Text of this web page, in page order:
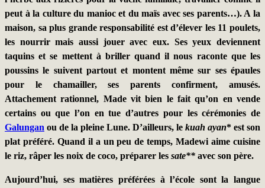
peut à la culture du manioc et du maïs avec ses parents…). A la
maison, sa plus grande responsabilité est d’élever les 11 poulets,
les nourrir mais aussi jouer avec eux. Ses yeux deviennent
taquins et se mettent à briller quand il nous raconte que les
poussins le suivent partout et montent même sur ses épaules
pour le chamailler, ses parents confirment, amusés.
Attachement rationnel, Made vit bien le fait qu’on en vende
certains ou que l’on en tue d’autres pour les cérémonies de
Galungan ou de la pleine Lune. D’ailleurs, le kuah ayan* est son
plat préféré. Quand il a un peu de temps, Madewi aime cuisine
le riz, râper les noix de coco, préparer les sate** avec son père.
Aujourd’hui, ses matières préférées à l’école sont la langue